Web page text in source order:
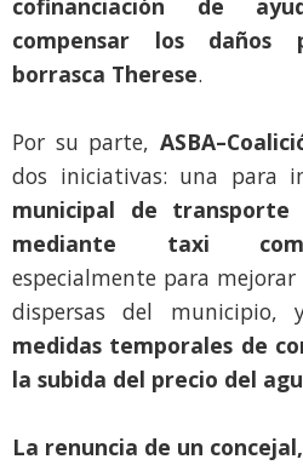
cofinanciación de
compensar los daños
borrasca Therese.
Por su parte,
dos iniciativas: una para
municipal de transporte
mediante taxi
especialmente para
dispersas del
medidas temporales de
la subida del precio del
La renuncia de un